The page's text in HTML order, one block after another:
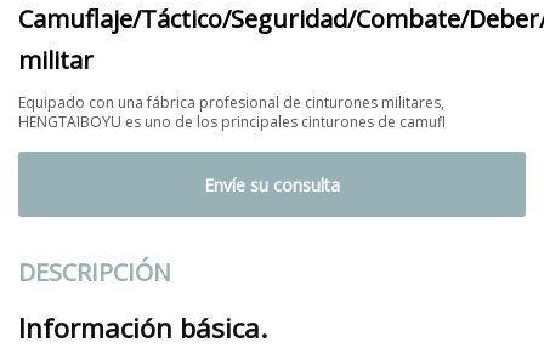
Camuflaje/Táctico/Seguridad/Combate/
militar
Equipado con una fábrica profesional de cinturones militares,
HENGTAIBOYU es uno de los principales cinturones de camufl
Envíe su consulta
DESCRIPCIÓN
Información básica.